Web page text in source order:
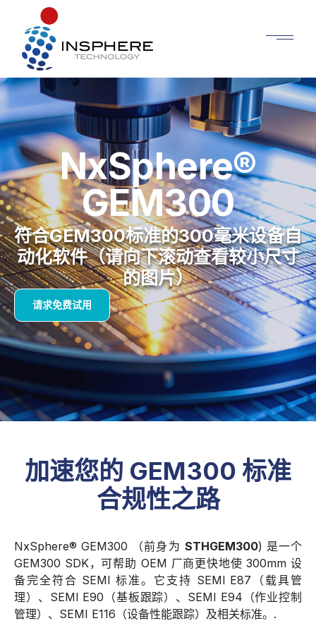
NxSphere®
GEM300
符合GEM300标准的300毫米设备自
动化软件（请向下滚动查看较小尺寸
的图片）
请求免费试用
加速您的 GEM300 标准
合规性之路
NxSphere® GEM300 （前身为 STHGEM300) 是一个
GEM300 SDK，可帮助 OEM 厂商更快地使 300mm 设
备完全符合 SEMI 标准。它支持 SEMI E87（载具管
理）、SEMI E90（基板跟踪）、SEMI E94（作业控制
管理）、SEMI E116（设备性能跟踪）及相关标准。.